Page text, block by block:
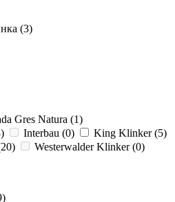
(3)
Gres Natura (1)
) Interbau (0) King Klinker(5)
20) Westerwalder Klinker(0)
)